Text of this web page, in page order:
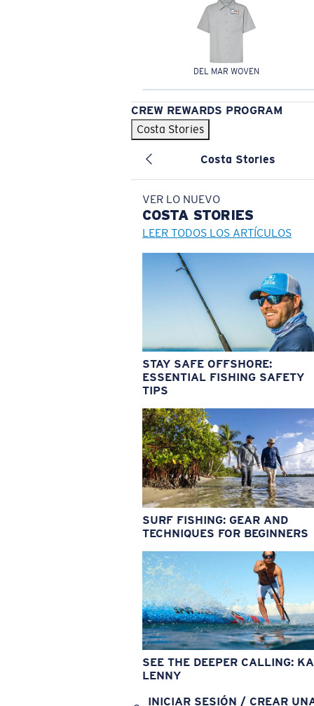
DEL MAR WOVEN
CREW REWARDS PROGRAM
Costa Stories
Costa Stories
VER LO NUEVO
COSTA STORIES
LEER TODOS LOS ARTÍCULOS
STAY SAFE OFFSHORE:
ESSENTIAL FISHING SAFETY
TIPS
SURF FISHING: GEAR AND
TECHNIQUES FOR BEGINNERS
SEE THE DEEPER CALLING:
LENNY
INICIAR SESIÓN / CREAR